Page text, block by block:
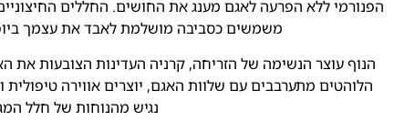
הפנורמי ללא הפרעה לאגם מענג את החושים. החללים
משמשים כסביבה מושלמת לאבד את עצמך
הנוף עוצר הנשימה של הזריחה, קרניה העדינות הצובעות
הלוהטים מתערבבים עם שלוות האגם, יוצרים אווירה
נגיש מהנוחות של חלל